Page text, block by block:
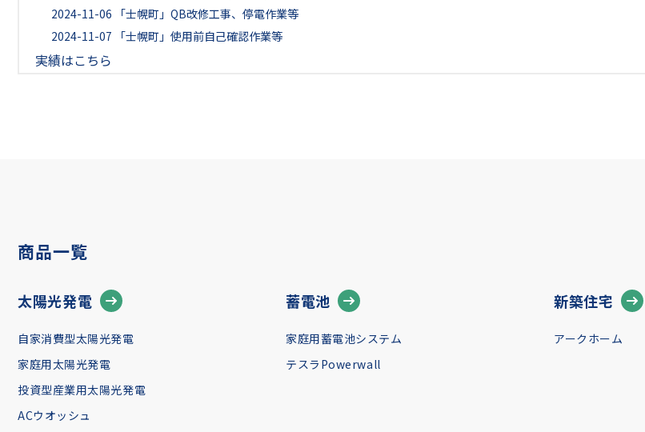
2024-11-06
「士幌町」QB改修工事、停電作業等
2024-11-07
「士幌町」使用前自己確認作業等
実績はこちら
商品一覧
太陽光発電
自家消費型太陽光発電
家庭用太陽光発電
投資型産業用太陽光発電
ACウオッシュ
蓄電池
家庭用蓄電池システム
テスラPowerwall
新築住宅
アークホーム